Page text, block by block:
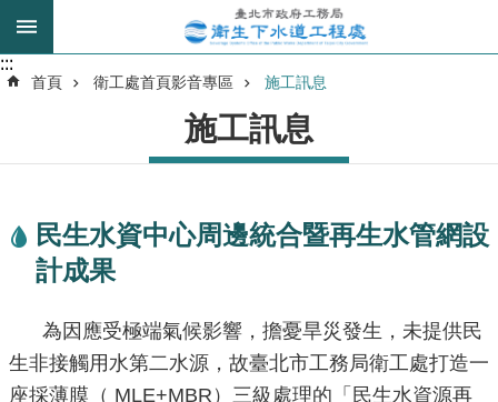
跳到主要內容區塊
進
我
的
分
是
:::
:::
首頁 衛工處首頁影音專區 施工訊息
施工訊息
民生水資中心周邊統合暨再生水管網設
計成果
為因應受極端氣候影響，擔憂旱災發生，未提供民
生非接觸用水第二水源，故臺北市工務局衛工處打造一
座採薄膜（ MLE+MBR）三級處理的「民生水資源再